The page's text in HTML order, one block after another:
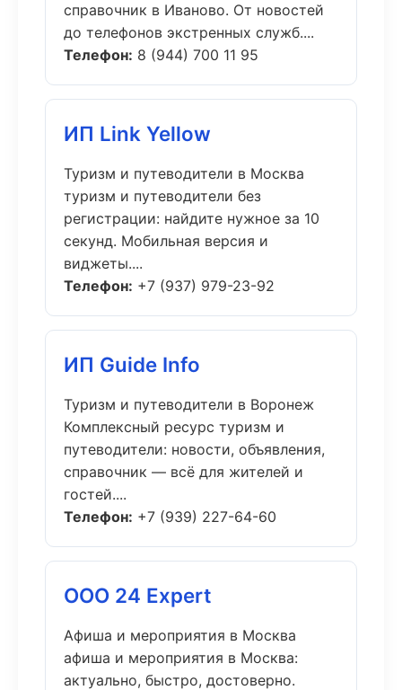
справочник в Иваново. От новостей
до телефонов экстренных служб....
Телефон: 8 (944) 700 11 95
ИП Link Yellow
Туризм и путеводители в Москва
туризм и путеводители без
регистрации: найдите нужное за 10
секунд. Мобильная версия и
виджеты....
Телефон: +7 (937) 979-23-92
ИП Guide Info
Туризм и путеводители в Воронеж
Комплексный ресурс туризм и
путеводители: новости, объявления,
справочник — всё для жителей и
гостей....
Телефон: +7 (939) 227-64-60
ООО 24 Expert
Афиша и мероприятия в Москва
афиша и мероприятия в Москва:
актуально, быстро, достоверно.